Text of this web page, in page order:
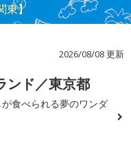
東】
2026/08/08 更新
ンド／東京都
食べられる夢のワンダ